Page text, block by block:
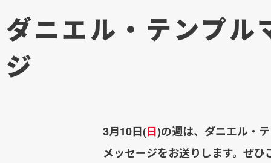
ダニエル・テンプ
ジ
3月10日(日)の週は、ダニエル・
メッセージをお送りします。ぜひ